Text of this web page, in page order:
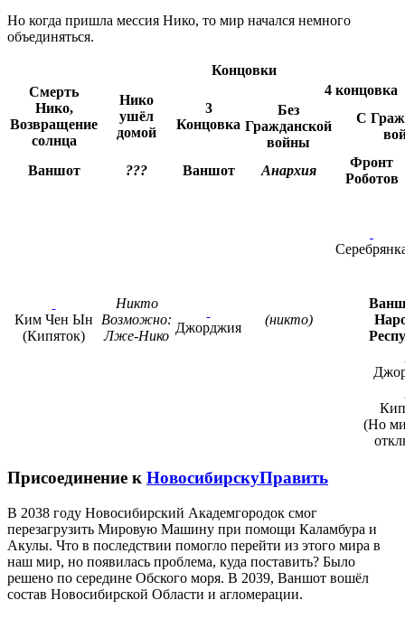
Но когда пришла мессия Нико, то мир начался немного
объединяться.
Концовки
Смерть
Нико,
Возвращение
солнца
Нико
ушёл
домой
3
Концовка
4 концовка
Без
Гражданской
войны
С
Ваншот ??? Ваншот Анархия
Фронт
Роботов
Ким Чен Ын
(Кипяток)
Никто
Возможно:
Лже-Нико
Джорджия
(никто)
(Но
Присоединение к НовосибирскуПравить
В 2038 году Новосибирский Академгородок смог
перезагрузить Мировую Машину при помощи Каламбура и
Акулы. Что в последствии помогло перейти из этого мира в
наш мир, но появилась проблема, куда поставить? Было
решено по середине Обского моря. В 2039, Ваншот вошёл
состав Новосибирской Области и агломерации.